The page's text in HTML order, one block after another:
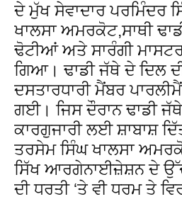
ਦੇ ਮੁੱਖ ਸੇਵਾਦਾਰ ਪਰਮਿੰਦਰ
ਖਾਲਸਾ ਅਮਰਕੋਟ,ਸਾਥੀ
ਢੋਟੀਆਂ ਅਤੇ ਸਾਰੰਗੀ ਮਾਸਟਰ
ਗਿਆ। ਢਾਡੀ ਜੱਥੇ ਦੇ ਦਿਲ
ਦਸਤਾਰਧਾਰੀ ਮੈਂਬਰ
ਗਈ। ਜਿਸ ਦੌਰਾਨ ਢਾਡੀ
ਕਾਰਗੁਜਾਰੀ ਲਈ ਸ਼ਾਬਾਸ਼
ਤਰਸੇਮ ਸਿੰਘ ਖਾਲਸਾ
ਸਿੱਖ ਆਰਗੇਨਾਈਜ਼ੇਸ਼ਨ ਦੇ
ਦੀ ਧਰਤੀ ‘ਤੇ ਵੀ ਧਰਮ ਤੇ